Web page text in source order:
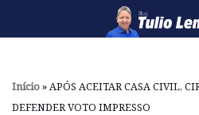
o
conteúdo
Início»APÓS ACEITAR CASA CIVIL,
DEFENDER VOTO IMPRESSO